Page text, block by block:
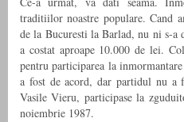
traditiilor noastre populare. Cand
de la Bucuresti la Barlad, nu ni s-
a costat aproape 10.000 de lei.
pentru participarea la
a fost de acord, dar partidul nu a
Vasile Vieru, participase la
noiembrie 1987.